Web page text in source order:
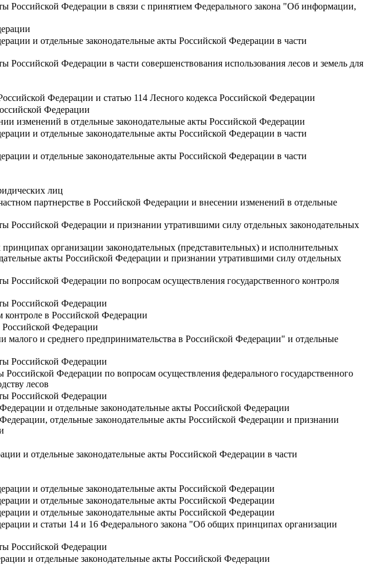
Российской Федерации в связи с принятием Федерального закона "Об информации,
и отдельные законодательные акты Российской Федерации в части
Российской Федерации в части совершенствования использования лесов и земель для
Федерации и статью 114 Лесного кодекса Российской Федерации
Федерации
изменений в отдельные законодательные акты Российской Федерации
и отдельные законодательные акты Российской Федерации в части
и отдельные законодательные акты Российской Федерации в части
лиц
партнерстве в Российской Федерации и внесении изменений в отдельные
Российской Федерации и признании утратившими силу отдельных законодательных
организации законодательных (представительных) и исполнительных
акты Российской Федерации и признании утратившими силу отдельных
Российской Федерации по вопросам осуществления государственного контроля
Российской Федерации
в Российской Федерации
Федерации
и среднего предпринимательства в Российской Федерации" и отдельные
Российской Федерации
Федерации по вопросам осуществления федерального государственного
лесов
Российской Федерации
и отдельные законодательные акты Российской Федерации
отдельные законодательные акты Российской Федерации и признании
и отдельные законодательные акты Российской Федерации в части
и отдельные законодательные акты Российской Федерации
и отдельные законодательные акты Российской Федерации
и отдельные законодательные акты Российской Федерации
и статьи 14 и 16 Федерального закона "Об общих принципах организации
Российской Федерации
и отдельные законодательные акты Российской Федерации